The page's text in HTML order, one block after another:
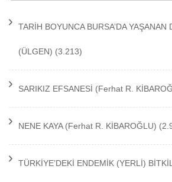
TARİH BOYUNCA BURSA’DA YAŞANAN
(ÜLGEN) (3.213)
SARIKIZ EFSANESİ (Ferhat R.
NENE KAYA (Ferhat R. KİBAROĞLU)
TÜRKİYE’DEKİ ENDEMİK (YERLİ)